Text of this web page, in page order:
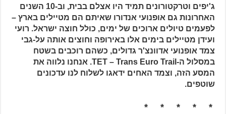
ג'יפים וטרקטורונים תמיד היו אצלם בבית, וב-10 השנים
האחרונות גם אופנועי אנדורו שאיתם הם מטיילים בארץ –
לפעמים טיולים ארוכים של ימים, כולל חוצה ישראל. רועי
ועידן מטיילים בימים אלו באירופה וחוצים אותה על-גבי
צמד אופנועי אדוונצ'ר גדולים, כשהם רוכבים בשטח
במסלול ה-TET – Trans Euro Trail. אנחנו נלווה את
המסע הזה, וצמד האחים ידאגו לשלוח לנו עדכונים
שוטפים.
* * * * *